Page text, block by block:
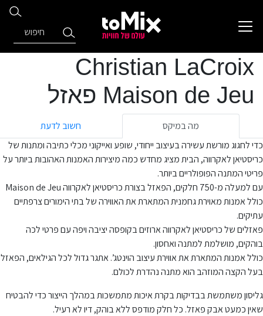
Christian LaCroix
Maison de Jeu פאזל
מה במיקס
חשוב לדעת
כדי לחגוג מורשת עשירה בעיצוב ייחודי, שופע ואייקוני מכלי כתיבה ומתנות של
כריסטיאן לאקרווה, הבית מציג מחדש כמה מיצירות האמנות האהובות ביותר על
פריטי המתנה הפופולריים ביותר.
עם למעלה מ-750 חלקים, הפאזל בצורת כריסטיאן לאקרווה Maison de Jeu
כולל אמנות מאוירת גחמנית המתארת ​​את האווירה של בתי הימורים צרפתיים
עתיקים.
פאזלים של כריסטיאן לאקרווה ארוזים בקופסה יציבה ויפה עם פרטי לכה
בוהקים, מושלמת למתנה ואחסון.
כולל אמנות המתארת ​​את אווירת עיצוב הוינטג’. אתגר גדול לכל הגילאים, הפאזל
בעל הקצה המוזהב הוא מתנה נהדרת לכולם.
גליסון משתמשת בבדיקות בקרת איכות מתמשכות במהלך הייצור כדי להבטיח
שאין כמעט אבק פאזל. כל חלק מודפס ללא בוהק, דיו לא רעיל.